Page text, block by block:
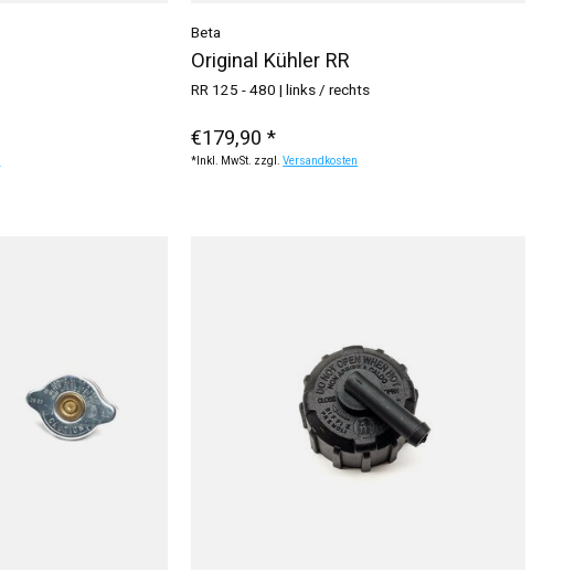
Beta
Original Kühler RR
RR 125 - 480 | links / rechts
€179,90 *
*Inkl. MwSt. zzgl.Versandkosten